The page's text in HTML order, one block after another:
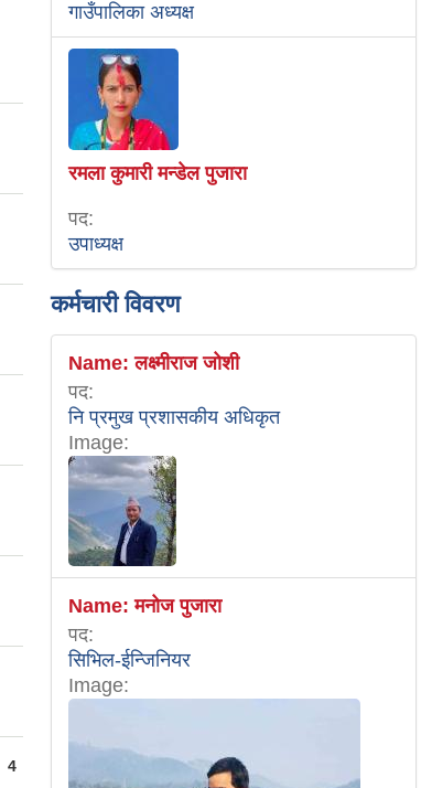
4
गाउँपालिका अध्यक्ष
रमला कुमारी मन्डेल पुजारा
पद:
उपाध्यक्ष
कर्मचारी विवरण
Name:लक्ष्मीराज जोशी
पद:
नि प्रमुख प्रशासकीय अधिकृत
Image:
Name:मनोज पुजारा
पद:
सिभिल-ईन्जिनियर
Image: